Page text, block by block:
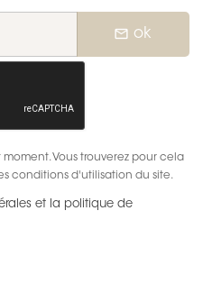
mail_outline ok
Vous trouverez pour cela
conditions d'utilisation du site.
et la politique de